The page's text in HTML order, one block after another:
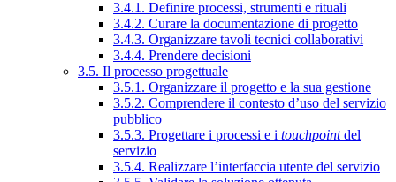
3.4.1. Definire processi, strumenti e rituali
3.4.2. Curare la documentazione di progetto
3.4.3. Organizzare tavoli tecnici collaborativi
3.4.4. Prendere decisioni
3.5. Il processo progettuale
3.5.1. Organizzare il progetto e la sua gestione
3.5.2. Comprendere il contesto d’uso del servizio
pubblico
3.5.3. Progettare i processi e i touchpointdel
servizio
3.5.4. Realizzare l’interfaccia utente del servizio